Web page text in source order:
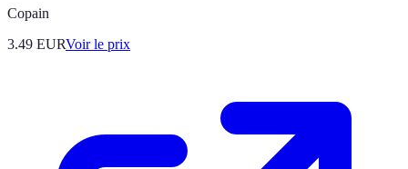
Copain
3.49 EURVoir le prix